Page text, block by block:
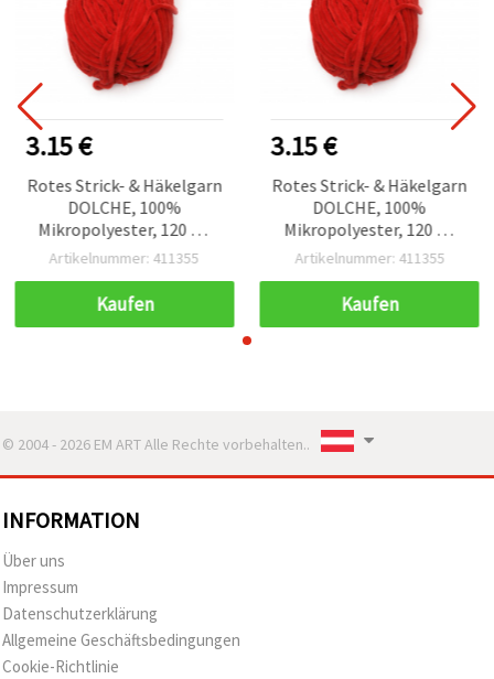
3.15 €
Rotes Strick- & Häkelgarn
DOLCHE, 100%
Mikropolyester, 120 m,
100 g
Artikelnummer: 411355
Kaufen
3.15 €
Rotes Strick- & Häkelgarn
DOLCHE, 100%
Mikropolyester, 120 m,
100 g
Artikelnummer: 411355
Kaufen
© 2004 - 2026 EM ART Alle Rechte vorbehalten..
INFORMATION
Über uns
Impressum
Datenschutzerklärung
Allgemeine Geschäftsbedingungen
Cookie-Richtlinie